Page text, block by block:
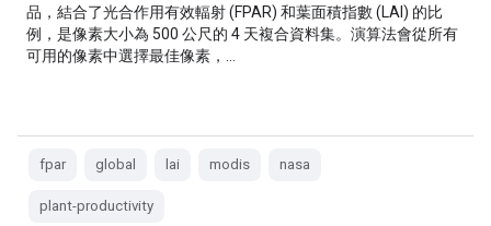
品，結合了光合作用有效輻射 (FPAR) 和葉面積指數 (LAI) 的比
例，是像素大小為 500 公尺的 4 天複合資料集。演算法會從所有
可用的像素中選擇最佳像素，…
fpar global lai modis nasa
plant-productivity